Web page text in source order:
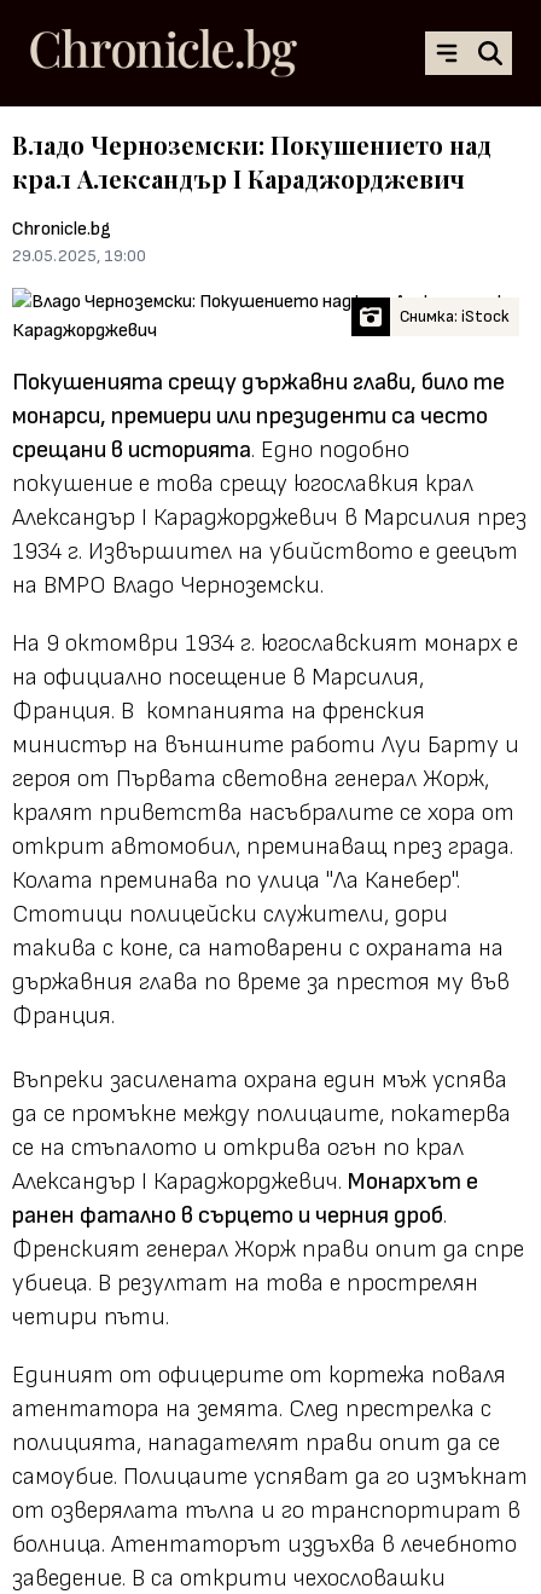
Владо Черноземски: Покушението над
крал Александър I Караджорджевич
Chronicle.bg
29.05.2025, 19:00
Снимка: iStock
Покушенията срещу държавни глави, било те
монарси, премиери или президенти са често
срещани в историята. Едно подобно
покушение е това срещу югославкия крал
Александър I Караджорджевич в Марсилия през
1934 г. Извършител на убийството е деецът
на ВМРО Владо Черноземски.
На 9 октомври 1934 г. югославският монарх е
на официално посещение в Марсилия,
Франция. В компанията на френския
министър на външните работи Луи Барту и
героя от Първата световна генерал Жорж,
кралят приветства насъбралите се хора от
открит автомобил, преминаващ през града.
Колата преминава по улица "Ла Канебер".
Стотици полицейски служители, дори
такива с коне, са натоварени с охраната на
държавния глава по време за престоя му във
Франция.
Въпреки засилената охрана един мъж успява
да се промъкне между полицаите, покатерва
се на стъпалото и открива огън по крал
Александър I Караджорджевич. Монархът е
ранен фатално в сърцето и черния дроб.
Френският генерал Жорж прави опит да спре
убиеца. В резултат на това е прострелян
четири пъти.
Единият от офицерите от кортежа поваля
атентатора на земята. След престрелка с
полицията, нападателят прави опит да се
самоубие. Полицаите успяват да го измъкнат
от озверялата тълпа и го транспортират в
болница. Атентаторът издъхва в лечебното
заведение. В са открити чехословашки